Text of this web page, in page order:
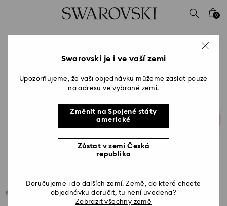
Seznam přístupových kódů 0
Swarovski je i ve vaší zemi
Upozorňujeme, že vaši objednávku můžeme zaslat pouze
na adresu ve vybrané zemi.
Změnit na Spojené státy
americké
Zůstat v zemi Česká
republika
Doručujeme i do dalších zemí. Země, do které chcete
objednávku doručit, tu není uvedena?
Zobrazit všechny země